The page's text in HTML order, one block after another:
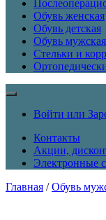
Обувь женская
Обувь детская
Обувь мужская
Стельки и
Войти или
Контакты
Акции,
Электронные
Главная /Обувь